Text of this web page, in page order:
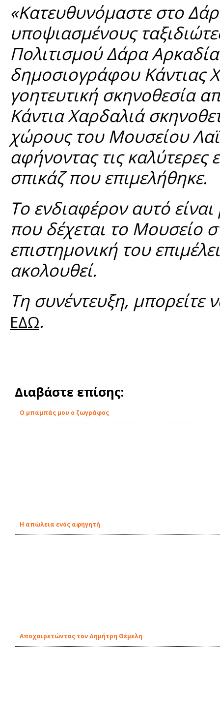
«Κατευθυνόμαστε στο
υποψιασμένους
Πολιτισμού Δάρα
δημοσιογράφου Κάντιας
γοητευτική σκηνοθεσία
Κάντια Χαρδαλιά
χώρους του Μουσείου
αφήνοντας τις
σπικάζ που επιμελήθηκε.
Το ενδιαφέρον αυτό
που δέχεται το Μουσείο
επιστημονική του
ακολουθεί.
Τη συνέντευξη, μπορείτε
ΕΔΩ.
Διαβάστε επίσης:
Ο μπαμπάς μου ο ζωγράφος
Η απώλεια ενός αφηγητή
Αποχαιρετώντας τον Δημήτρη Θέμελη